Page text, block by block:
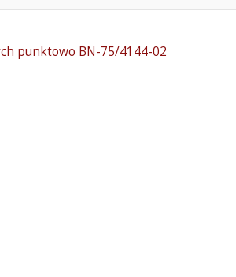
punktowo BN-75/4144-02